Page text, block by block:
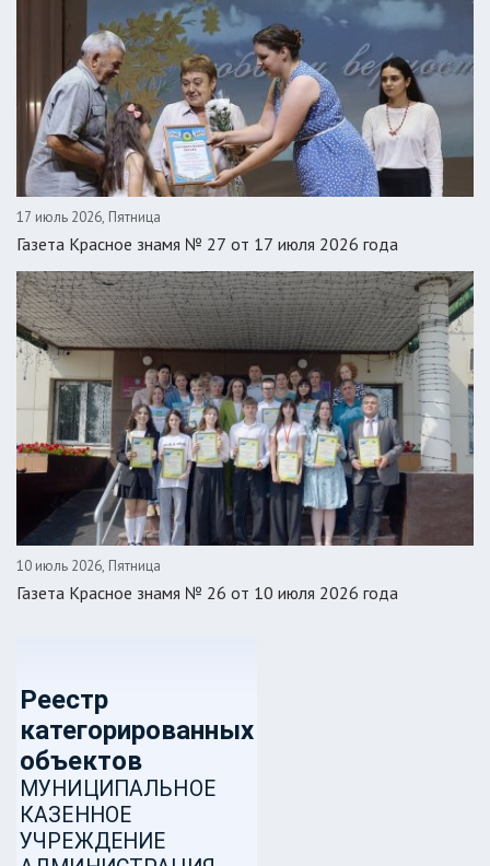
17 июль 2026, Пятница
Газета Красное знамя № 27 от 17 июля 2026 года
10 июль 2026, Пятница
Газета Красное знамя № 26 от 10 июля 2026 года